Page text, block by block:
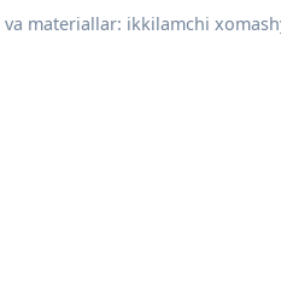
materiallar: ikkilamchi